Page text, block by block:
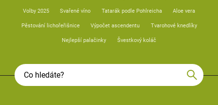
Volby 2025 Svařené víno Tatarák podle Pohlreicha Aloe vera
Pěstování lichořeřišnice Výpočet ascendentu Tvarohové knedlíky
Nejlepší palačinky Švestkový koláč